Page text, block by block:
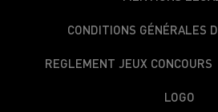
CONDITIONS GÉNÉRALES
REGLEMENT JEUX CONCOURS
LOGO